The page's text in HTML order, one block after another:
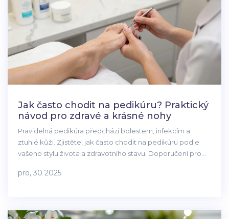
Jak často chodit na pedikúru? Praktický
návod pro zdravé a krásné nohy
Pravidelná pedikúra předchází bolestem, infekcím a
ztuhlé kůži. Zjistěte, jak často chodit na pedikúru podle
vašeho stylu života a zdravotního stavu. Doporučení pro
pro, 30 2025